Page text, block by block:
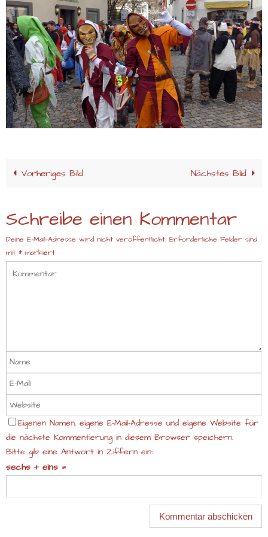
Vorheriges Bild Nächstes Bild
Schreibe einen Kommentar
Deine E-Mail-Adresse wird nicht veröffentlicht. Erforderliche Felder sind
mit * markiert
Eigenen Namen, eigene E-Mail-Adresse und eigene Website für
die nächste Kommentierung in diesem Browser speichern.
Bitte gib eine Antwort in Ziffern ein:
sechs + eins =